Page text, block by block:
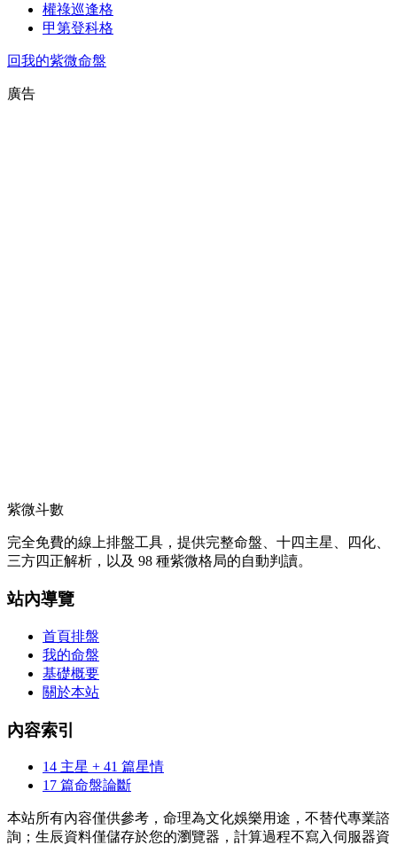
權祿巡逢格
甲第登科格
回我的紫微命盤
廣告
紫微斗數
完全免費的線上排盤工具，提供完整命盤、十四主星、四化、
三方四正解析，以及 98 種紫微格局的自動判讀。
站內導覽
首頁排盤
我的命盤
基礎概要
關於本站
內容索引
14 主星 + 41 篇星情
17 篇命盤論斷
本站所有內容僅供參考，命理為文化娛樂用途，不替代專業諮
詢；生辰資料僅儲存於您的瀏覽器，計算過程不寫入伺服器資